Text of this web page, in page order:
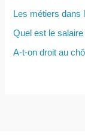
Les métiers dans
Quel est le
A-t-on droit au